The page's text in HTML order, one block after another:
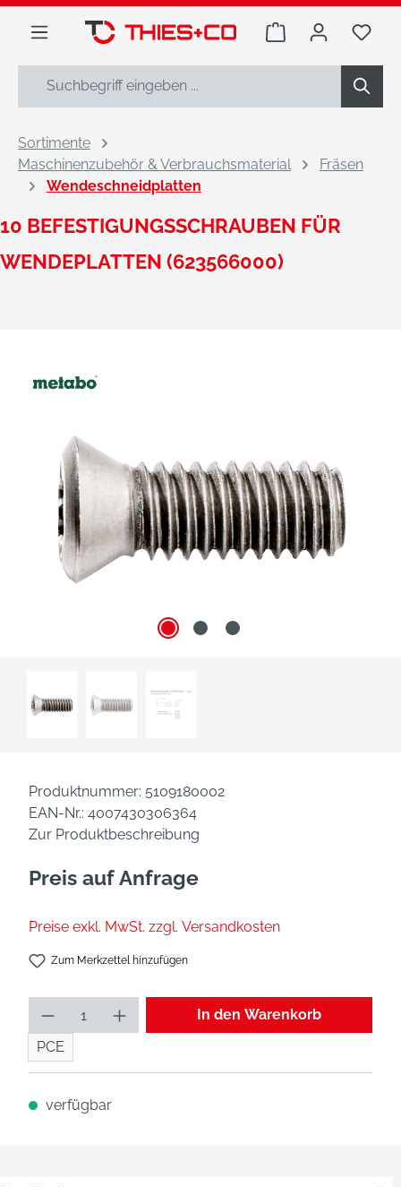
springen
Warenkorb Du
Sortimente
Maschinenzubehör & Verbrauchsmaterial
Fräsen
Wendeschneidplatten
10 BEFESTIGUNGSSCHRAUBEN FÜR
WENDEPLATTEN (623566000)
Produktnummer: 5109180002
EAN-Nr.: 4007430306364
Zur Produktbeschreibung
Preis auf Anfrage
Preise exkl. MwSt. zzgl. Versandkosten
Zum Merkzettel hinzufügen
Produkt Anzahl: Gib den
PCE
In den Warenkorb
verfügbar